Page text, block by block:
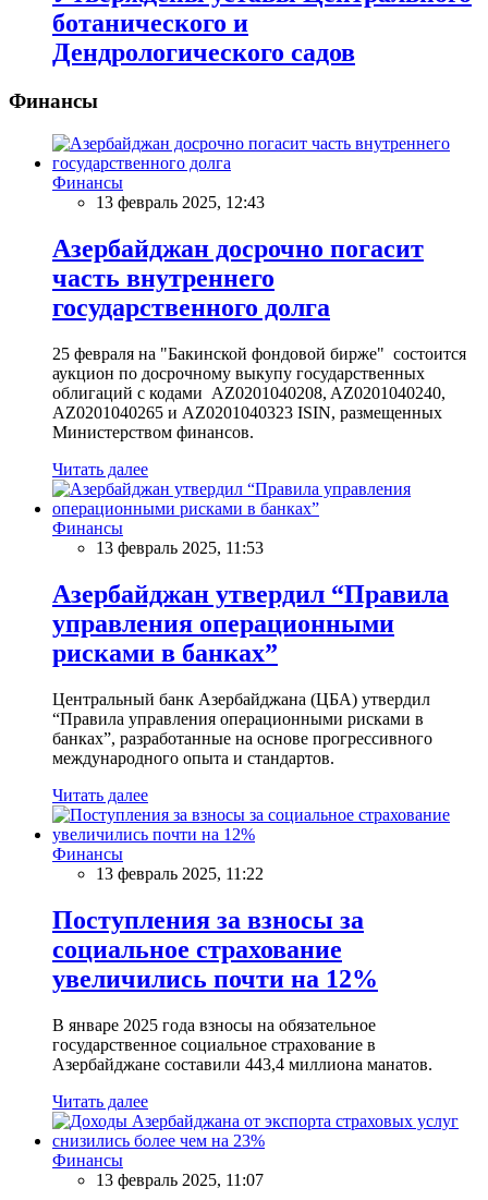
ботанического и
Дендрологического садов
Финансы
Финансы
13 февраль 2025, 12:43
Азербайджан досрочно погасит
часть внутреннего
государственного долга
25 февраля на "Бакинской фондовой бирже" состоится
аукцион по досрочному выкупу государственных
облигаций с кодами AZ0201040208, AZ0201040240,
AZ0201040265 и AZ0201040323 ISIN, размещенных
Министерством финансов.
Читать далее
Финансы
13 февраль 2025, 11:53
Азербайджан утвердил “Правила
управления операционными
рисками в банках”
Центральный банк Азербайджана (ЦБА) утвердил
“Правила управления операционными рисками в
банках”, разработанные на основе прогрессивного
международного опыта и стандартов.
Читать далее
Финансы
13 февраль 2025, 11:22
Поступления за взносы за
социальное страхование
увеличились почти на 12%
В январе 2025 года взносы на обязательное
государственное социальное страхование в
Азербайджане составили 443,4 миллиона манатов.
Читать далее
Финансы
13 февраль 2025, 11:07